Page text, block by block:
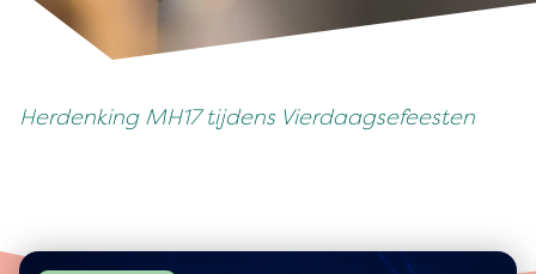
Her­denk­ing MH17tij­dens Vierdaagsefeesten